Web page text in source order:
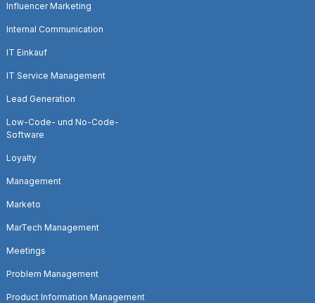
Influencer Marketing
Internal Communication
IT Einkauf
IT Service Management
Lead Generation
Low-Code- und No-Code-
Software
Loyalty
Management
Marketo
MarTech Management
Meetings
Problem Management
Product Information Management